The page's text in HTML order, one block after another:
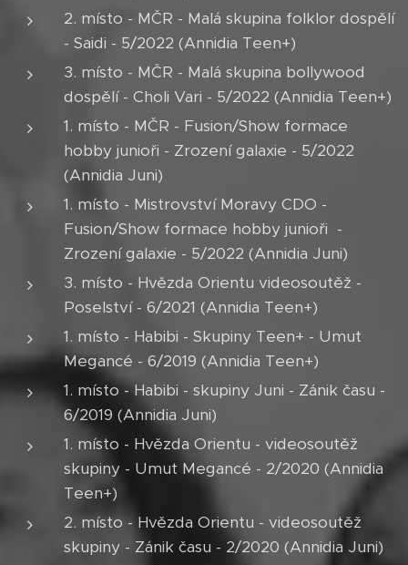
2. místo - MČR - Malá skupina folklor dospělí
- Saidi - 5/2022 (Annidia Teen+)
3. místo - MČR - Malá skupina bollywood
dospělí - Choli Vari - 5/2022 (Annidia Teen+)
1. místo - MČR - Fusion/Show formace
hobby junioři - Zrození galaxie - 5/2022
(Annidia Juni)
1. místo - Mistrovství Moravy CDO -
Fusion/Show formace hobby junioři -
Zrození galaxie - 5/2022 (Annidia Juni)
3. místo - Hvězda Orientu videosoutěž -
Poselství - 6/2021 (Annidia Teen+)
1. místo - Habibi - Skupiny Teen+ - Umut
Megancé - 6/2019 (Annidia Teen+)
1. místo - Habibi - skupiny Juni - Zánik času -
6/2019 (Annidia Juni)
1. místo - Hvězda Orientu - videosoutěž
skupiny - Umut Megancé - 2/2020 (Annidia
Teen+)
2. místo - Hvězda Orientu - videosoutěž
skupiny - Zánik času - 2/2020 (Annidia Juni)